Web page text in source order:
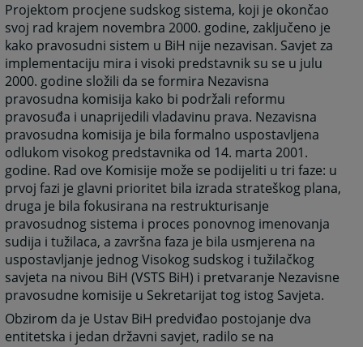
Projektom procjene sudskog sistema, koji je okončao
svoj rad krajem novembra 2000. godine, zaključeno je
kako pravosudni sistem u BiH nije nezavisan. Savjet za
implementaciju mira i visoki predstavnik su se u julu
2000. godine složili da se formira Nezavisna
pravosudna komisija kako bi podržali reformu
pravosuđa i unaprijedili vladavinu prava. Nezavisna
pravosudna komisija je bila formalno uspostavljena
odlukom visokog predstavnika od 14. marta 2001.
godine. Rad ove Komisije može se podijeliti u tri faze: u
prvoj fazi je glavni prioritet bila izrada strateškog plana,
druga je bila fokusirana na restrukturisanje
pravosudnog sistema i proces ponovnog imenovanja
sudija i tužilaca, a završna faza je bila usmjerena na
uspostavljanje jednog Visokog sudskog i tužilačkog
savjeta na nivou BiH (VSTS BiH) i pretvaranje Nezavisne
pravosudne komisije u Sekretarijat tog istog Savjeta.
Obzirom da je Ustav BiH predviđao postojanje dva
entitetska i jedan državni savjet, radilo se na